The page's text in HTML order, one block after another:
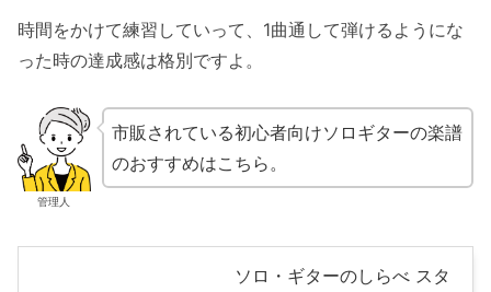
時間をかけて練習していって、1曲通して弾けるようにな
った時の達成感は格別ですよ。
管理人
市販されている初心者向けソロギターの楽譜
のおすすめはこちら。
ソロ・ギターのしらべ スタ